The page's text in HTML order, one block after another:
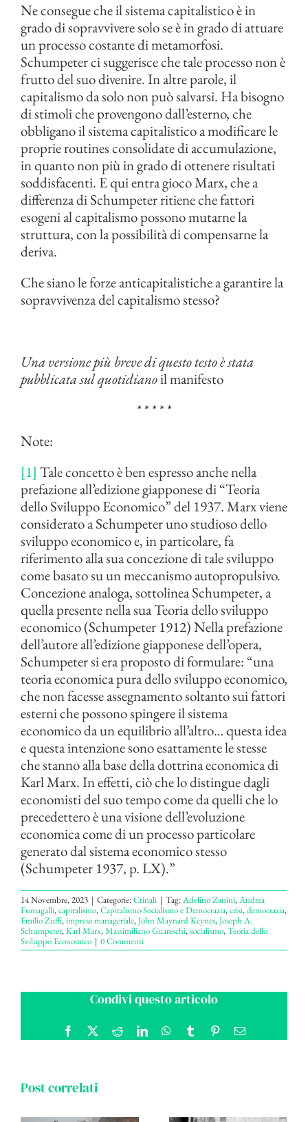
Ne consegue che il sistema capitalistico è in
grado di sopravvivere solo se è in grado di attuare
un processo costante di metamorfosi.
Schumpeter ci suggerisce che tale processo non è
frutto del suo divenire. In altre parole, il
capitalismo da solo non può salvarsi. Ha bisogno
di stimoli che provengono dall’esterno, che
obbligano il sistema capitalistico a modificare le
proprie routines consolidate di accumulazione,
in quanto non più in grado di ottenere risultati
soddisfacenti. E qui entra gioco Marx, che a
differenza di Schumpeter ritiene che fattori
esogeni al capitalismo possono mutarne la
struttura, con la possibilità di compensarne la
deriva.
Che siano le forze anticapitalistiche a garantire la
sopravvivenza del capitalismo stesso?
Una versione più breve di questo testo è stata
pubblicata sul quotidianoil manifesto
* * * * *
Note:
[1] Tale concetto è ben espresso anche nella
prefazione all’edizione giapponese di “Teoria
dello Sviluppo Economico” del 1937. Marx viene
considerato a Schumpeter uno studioso dello
sviluppo economico e, in particolare, fa
riferimento alla sua concezione di tale sviluppo
come basato su un meccanismo autopropulsivo.
Concezione analoga, sottolinea Schumpeter, a
quella presente nella sua Teoria dello sviluppo
economico (Schumpeter 1912) Nella prefazione
dell’autore all’edizione giapponese dell’opera,
Schumpeter si era proposto di formulare: “una
teoria economica pura dello sviluppo economico,
che non facesse assegnamento soltanto sui fattori
esterni che possono spingere il sistema
economico da un equilibrio all’altro… questa idea
e questa intenzione sono esattamente le stesse
che stanno alla base della dottrina economica di
Karl Marx. In effetti, ciò che lo distingue dagli
economisti del suo tempo come da quelli che lo
precedettero è una visione dell’evoluzione
economica come di un processo particolare
generato dal sistema economico stesso
(Schumpeter 1937, p. LX).”
14 Novembre, 2023 | Categorie:Crinali | Tag:Adelino Zanini,Andrea
Fumagalli,capitalismo,Capitalismo Socialismo e Democrazia,crisi,democrazia,
Emilio Zuffi,impresa manageriale,John Maynard Keynes,Joseph A.
Schumpeter,Karl Marx,Massimiliano Guareschi,socialismo,Teoria dello
Sviluppo Economico | 0 Commenti
Condivi questo articolo
Facebook RedditLinkedInWhatsApp
Tumblr PinterestEmail
Post correlati